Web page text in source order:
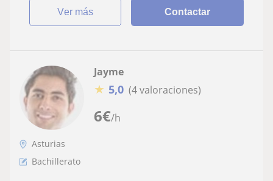
ver más Contactar
6€/h
Jayme
★ 5,0 (4 valoraciones)
Asturias
Bachillerato